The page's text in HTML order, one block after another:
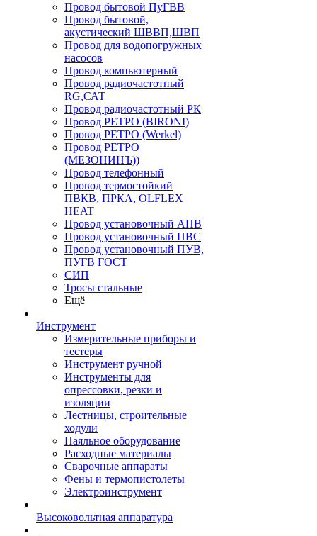
Провод бытовой ПуГВВ
Провод бытовой,
акустический ШВВП,ШВП
Провод для водопогружных
насосов
Провод компьютерный
Провод радиочастотный
RG,САТ
Провод радиочастотный РК
Провод РЕТРО (BIRONI)
Провод РЕТРО (Werkel)
Провод РЕТРО
(МЕЗОНИНЪ))
Провод телефонный
Провод термостойкий
ПВКВ, ПРКА, OLFLEX
HEAT
Провод установочный АПВ
Провод установочный ПВС
Провод установочный ПУВ,
ПУГВ ГОСТ
СИП
Тросы стальные
Ещё
Инструмент
Измерительные приборы и
тестеры
Инструмент ручной
Инструменты для
опрессовки, резки и
изоляции
Лестницы, строительные
ходули
Паяльное оборудование
Расходные материалы
Сварочные аппараты
Фены и термопистолеты
Электроинструмент
Высоковольтная аппаратура